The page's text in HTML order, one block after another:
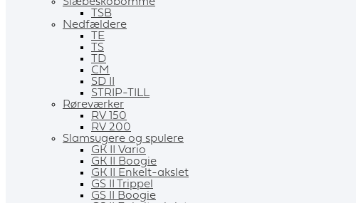
TSB
Nedfældere
TE
TS
TD
CM
SD II
STRIP-TILL
Røreværker
RV 150
RV 200
Slamsugere og spulere
GK II Vario
GK II Boogie
GK II Enkelt-akslet
GS II Trippel
GS II Boogie